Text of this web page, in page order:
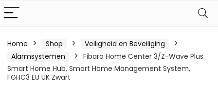
Home Shop
Veiligheid en Beveiliging
Alarmsystemen
Fibaro Home Center 3/Z-Wave Plus
Smart Home Hub, Smart Home Management System,
FGHC3 EU UK Zwart